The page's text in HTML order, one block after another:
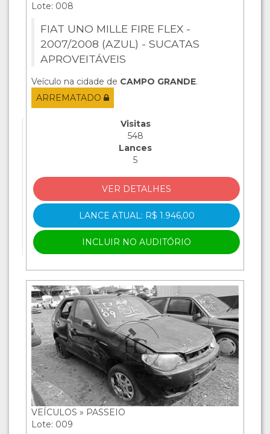
Lote: 008
FIAT UNO MILLE FIRE FLEX -
2007/2008 (AZUL) - SUCATAS
APROVEITÁVEIS
Veículo na cidade de CAMPO GRANDE.
ARREMATADO
Visitas
548
Lances
5
VER DETALHES
LANCE ATUAL: R$ 1.946,00
INCLUIR NO AUDITÓRIO
VEÍCULOS » PASSEIO
Lote: 009